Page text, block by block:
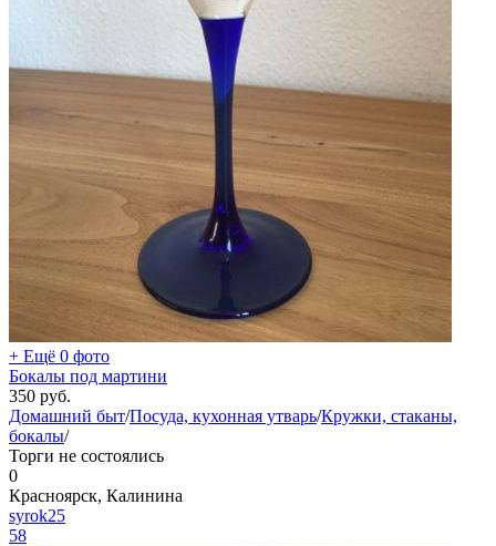
+ Ещё 0 фото
Бокалы под мартини
350 руб.
Домашний быт/Посуда, кухонная утварь/Кружки, стаканы,
бокалы/
Торги не состоялись
0
Красноярск, Калинина
syrok25
58